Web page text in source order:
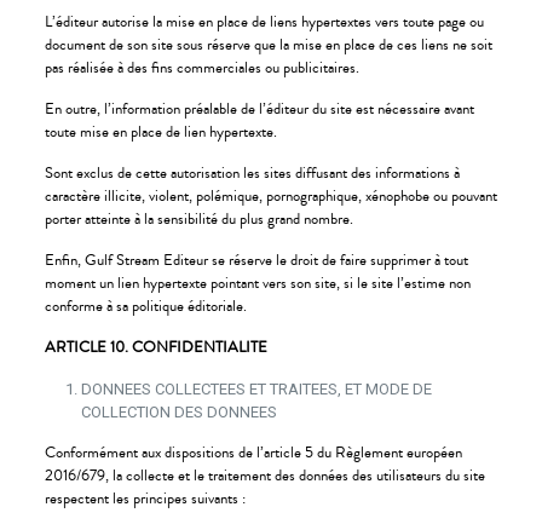
L’éditeur autorise la mise en place de liens hypertextes vers toute page ou
document de son site sous réserve que la mise en place de ces liens ne soit
pas réalisée à des fins commerciales ou publicitaires.
En outre, l’information préalable de l’éditeur du site est nécessaire avant
toute mise en place de lien hypertexte.
Sont exclus de cette autorisation les sites diffusant des informations à
caractère illicite, violent, polémique, pornographique, xénophobe ou pouvant
porter atteinte à la sensibilité du plus grand nombre.
Enfin, Gulf Stream Editeur se réserve le droit de faire supprimer à tout
moment un lien hypertexte pointant vers son site, si le site l’estime non
conforme à sa politique éditoriale.
ARTICLE 10. CONFIDENTIALITE
DONNEES COLLECTEES ET TRAITEES, ET MODE DE
COLLECTION DES DONNEES
Conformément aux dispositions de l’article 5 du Règlement européen
2016/679, la collecte et le traitement des données des utilisateurs du site
respectent les principes suivants :